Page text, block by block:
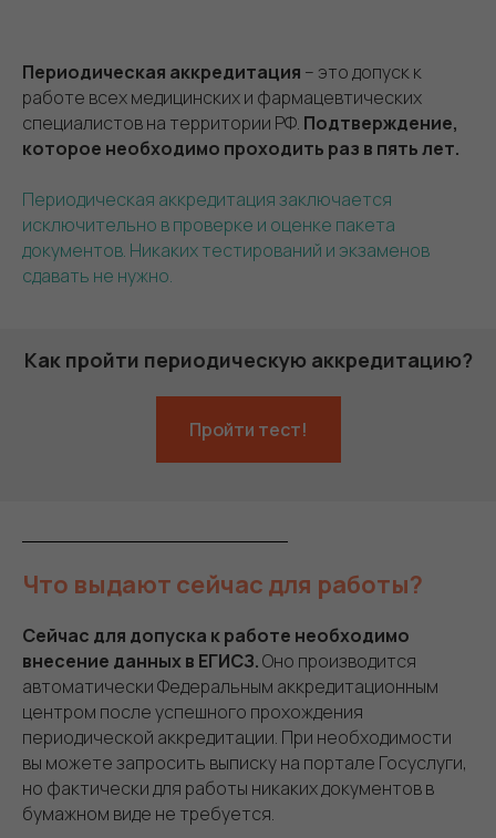
Периодическая аккредитация – это допуск к
работе всех медицинских и фармацевтических
специалистов на территории РФ. Подтверждение,
которое необходимо проходить раз в пять лет.
Периодическая аккредитация заключается
исключительно в проверке и оценке пакета
документов. Никаких тестирований и экзаменов
сдавать не нужно.
Как пройти периодическую аккредитацию?
Пройти тест!
Что выдают сейчас для работы?
Сейчас для допуска к работе необходимо
внесение данных в ЕГИСЗ.Оно производится
автоматически Федеральным аккредитационным
центром после успешного прохождения
периодической аккредитации. При необходимости
вы можете запросить выписку на портале Госуслуги,
но фактически для работы никаких документов в
бумажном виде не требуется.